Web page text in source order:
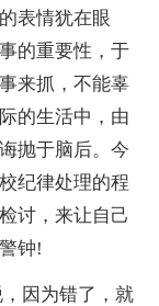
表情犹在眼
的重要性，于
来抓，不能辜
的生活中，由
抛于脑后。今
纪律处理的程
讨，来让自己
钟!
因为错了，就